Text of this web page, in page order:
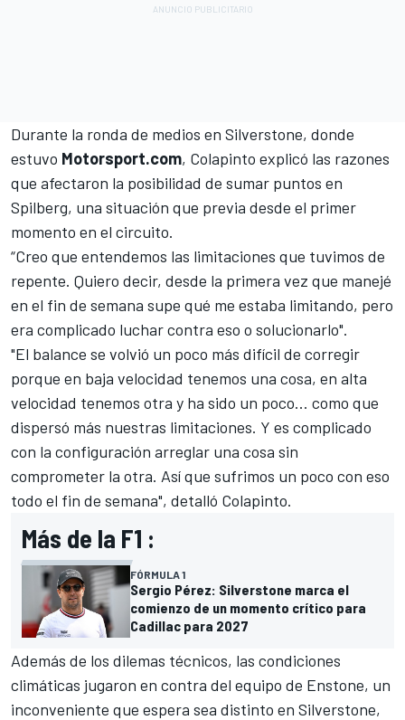
Durante la ronda de medios en Silverstone, donde
estuvo Motorsport.com, Colapinto explicó las razones
que afectaron la posibilidad de sumar puntos en
Spilberg, una situación que previa desde el primer
momento en el circuito.
“Creo que entendemos las limitaciones que tuvimos de
repente. Quiero decir, desde la primera vez que manejé
en el fin de semana supe qué me estaba limitando, pero
era complicado luchar contra eso o solucionarlo".
"El balance se volvió un poco más difícil de corregir
porque en baja velocidad tenemos una cosa, en alta
velocidad tenemos otra y ha sido un poco... como que
dispersó más nuestras limitaciones. Y es complicado
con la configuración arreglar una cosa sin
comprometer la otra. Así que sufrimos un poco con eso
todo el fin de semana", detalló Colapinto.
Más de la F1 :
FÓRMULA 1
Sergio Pérez: Silverstone marca el
comienzo de un momento crítico para
Cadillac para 2027
Además de los dilemas técnicos, las condiciones
climáticas jugaron en contra del equipo de Enstone, un
inconveniente que espera sea distinto en Silverstone,